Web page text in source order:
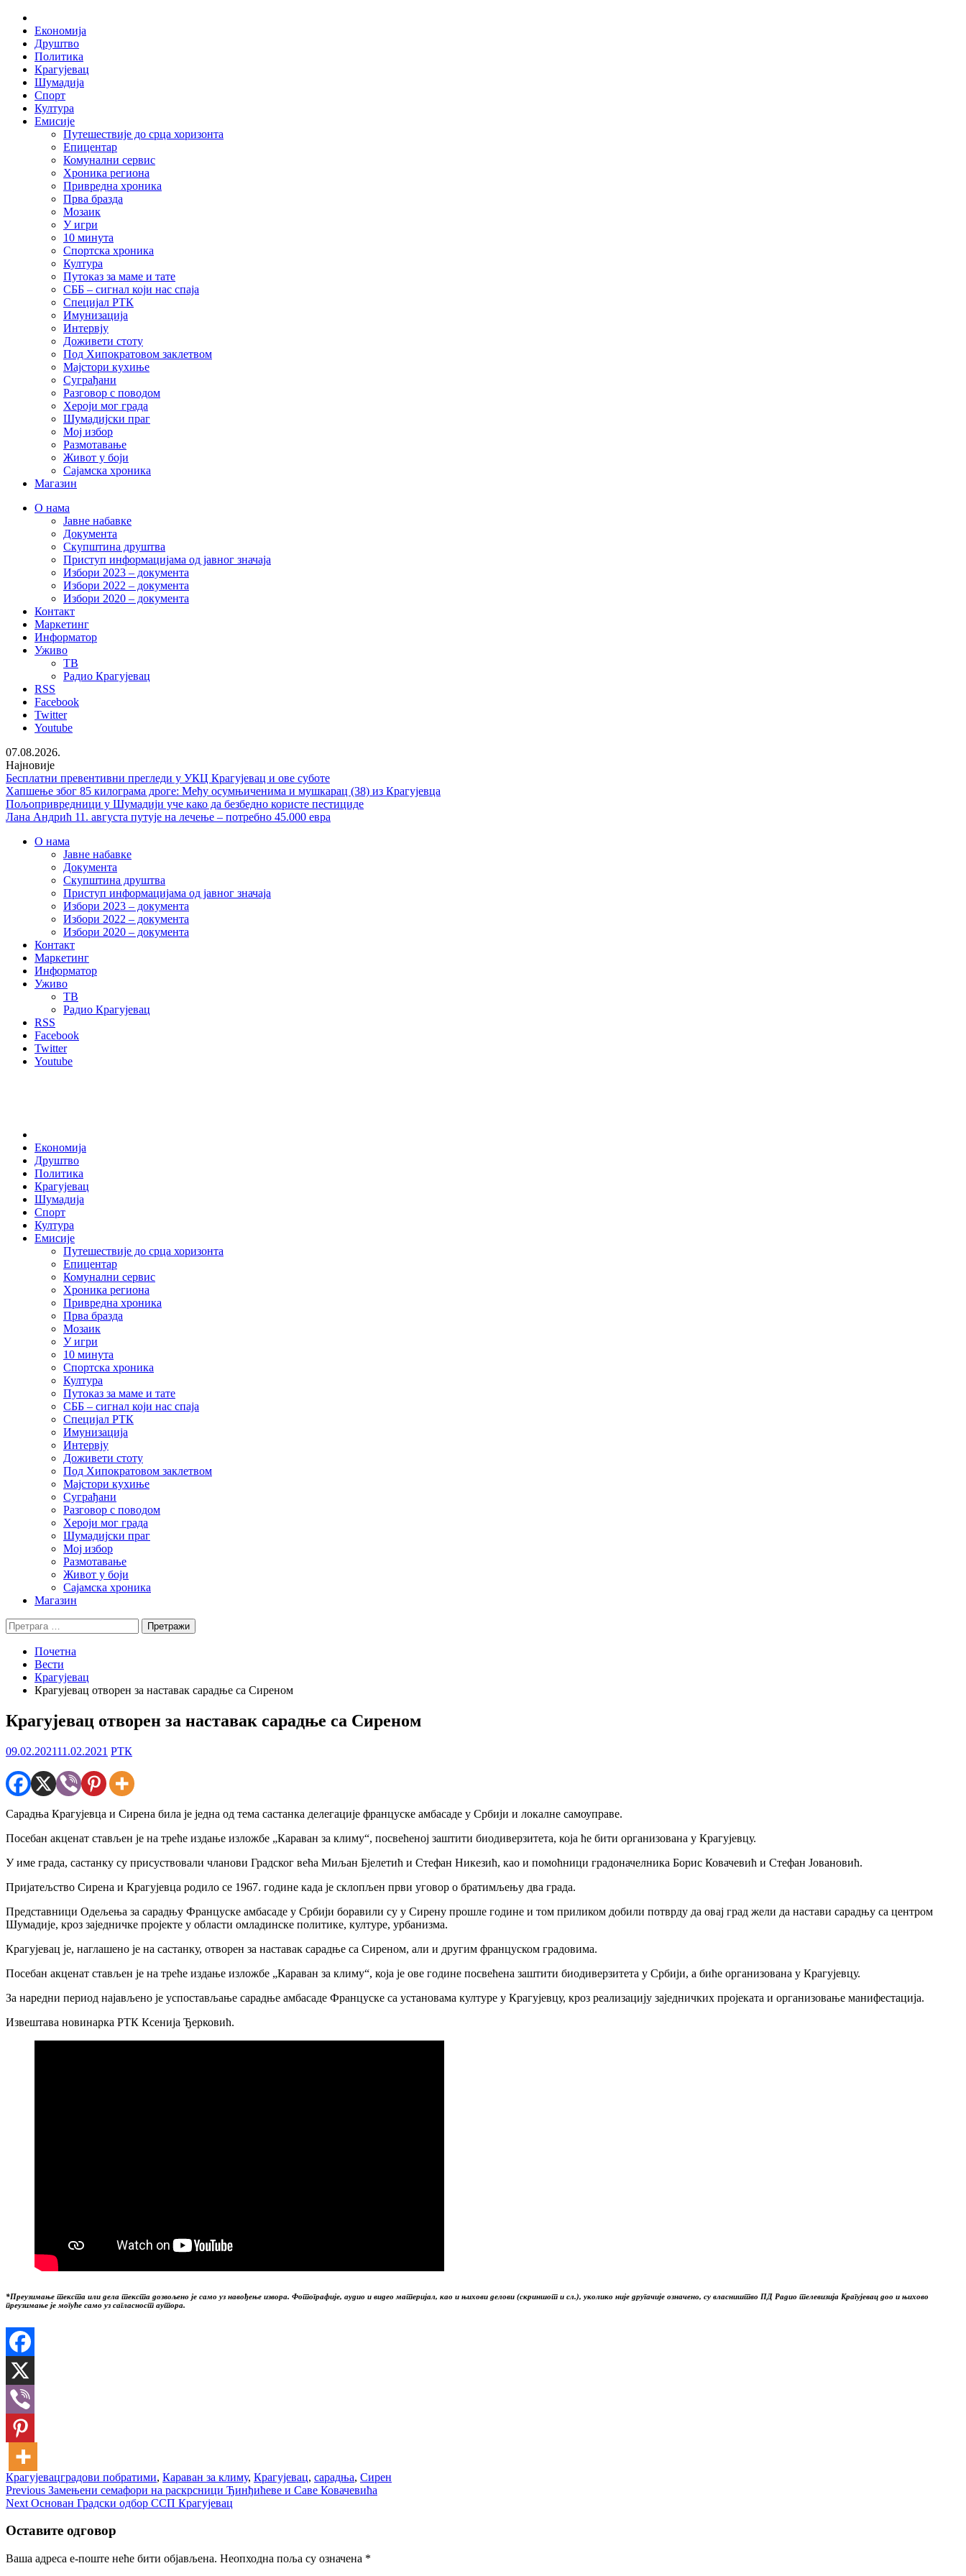
Skip
content
Економија
Друштво
Политика
Крагујевац
Шумадија
Спорт
Култура
Емисије
Путешествије до срца хоризонта
Епицентар
Комунални сервис
Хроника региона
Привредна хроника
Прва бразда
Мозаик
У игри
10 минута
Спортска хроника
Култура
Путоказ за маме и тате
СББ – сигнал који нас спаја
Специјал РТК
Имунизација
Интервју
Доживети стоту
Под Хипократовом заклетвом
Мајстори кухиње
Суграђани
Разговор с поводом
Хероји мог града
Шумадијски праг
Мој избор
Размотавање
Живот у боји
Сајамска хроника
Магазин
О нама
Јавне набавке
Документа
Скупштина друштва
Приступ информацијама од јавног значаја
Избори 2023 – документа
Избори 2022 – документа
Избори 2020 – документа
Контакт
Маркетинг
Информатор
Уживо
ТВ
Радио Крагујевац
RSS
Facebook
Twitter
Youtube
07.08.2026.
Најновије
Бесплатни превентивни прегледи у УКЦ Крагујевац и ове суботе
Хапшење због 85 килограма дроге: Међу осумњиченима и мушкарац (38) из Крагујевца
Пољопривредници у Шумадији уче како да безбедно користе пестициде
Лана Андрић 11. августа путује на лечење – потребно 45.000 евра
О нама
Јавне набавке
Документа
Скупштина друштва
Приступ информацијама од јавног значаја
Избори 2023 – документа
Избори 2022 – документа
Избори 2020 – документа
Контакт
Маркетинг
Информатор
Уживо
ТВ
Радио Крагујевац
RSS
Facebook
Twitter
Youtube
Економија
Друштво
Политика
Крагујевац
Шумадија
Спорт
Култура
Емисије
Путешествије до срца хоризонта
Епицентар
Комунални сервис
Хроника региона
Привредна хроника
Прва бразда
Мозаик
У игри
10 минута
Спортска хроника
Култура
Путоказ за маме и тате
СББ – сигнал који нас спаја
Специјал РТК
Имунизација
Интервју
Доживети стоту
Под Хипократовом заклетвом
Мајстори кухиње
Суграђани
Разговор с поводом
Хероји мог града
Шумадијски праг
Мој избор
Размотавање
Живот у боји
Сајамска хроника
Магазин
Претрага
за:
Почетна
Вести
Крагујевац
Крагујевац отворен за наставак сарадње са Сиреном
Крагујевац отворен за наставак сарадње са Сиреном
09.02.202111.02.2021 РТК
Сарадња Крагујевца и Сирена била је једна од тема састанка делегације француске амбасаде у Србији и локалне самоуправе.
Посебан акценат стављен је на треће издање изложбе „Караван за климу“, посвећеној заштити биодиверзитета, која ће бити организована у Крагујевцу.
У име града, састанку су присуствовали чланови Градског већа Миљан Бјелетић и Стефан Никезић, као и помоћници градоначелника Борис Ковачевић и Стефан Јовановић.
Пријатељство Сирена и Крагујевца родило се 1967. године када је склопљен први уговор о братимљењу два града.
Представници Одељења за сарадњу Француске амбасаде у Србији боравили су у Сирену прошле године и том приликом добили потврду да овај град жели да настави сарадњу са центром
Шумадије, кроз заједничке пројекте у области омладинске политике, културе, урбанизма.
Крагујевац је, наглашено је на састанку, отворен за наставак сарадње са Сиреном, али и другим француском градовима.
Посебан акценат стављен је на треће издање изложбе „Караван за климу“, која је ове године посвећена заштити биодиверзитета у Србији, а биће организована у Крагујевцу.
За наредни период најављено је успостављање сарадње амбасаде Француске са установама културе у Крагујевцу, кроз реализацију заједничких пројеката и организовање манифестација.
Извештава новинарка РТК Ксенија Ђерковић.
*Преузимање текста или дела текста дозвољено је само уз навођење извора. Фотографије, аудио и видео материјал, као и њихови делови (скриншот и сл.), уколико није другачије означено, су власништво ПД Радио телевизија Крагујевац доо и њихово
преузимање је могуће само уз сагласност аутора.
Крагујевацградови побратими, Караван за климу, Крагујевац, сарадња, Сирен
Кретање
чланка
Previous Previous
post:
Замењени семафори на раскрсници Ђинђићеве и Саве Ковачевића
Next Next
Основан Градски одбор ССП Крагујевац
Оставите одговор
Ваша адреса е-поште неће бити објављена. Неопходна поља су означена *